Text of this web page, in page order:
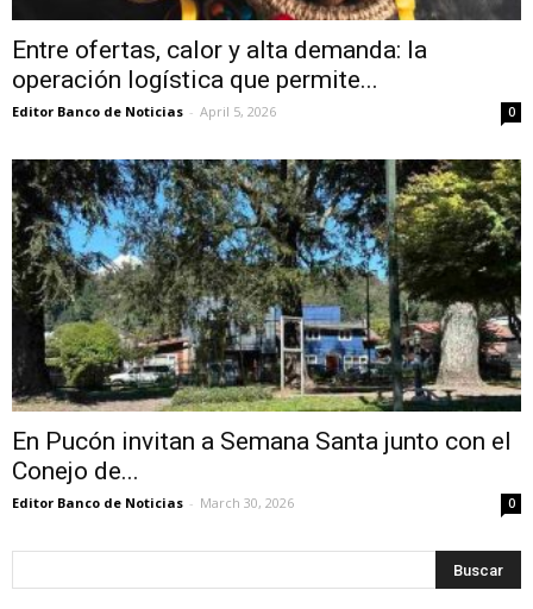
Entre ofertas, calor y alta demanda: la
operación logística que permite...
Editor Banco de Noticias - April 5, 2026 0
En Pucón invitan a Semana Santa junto con el
Conejo de...
Editor Banco de Noticias - March 30, 2026 0